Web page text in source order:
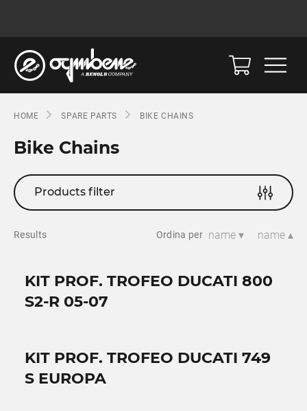
HOME SPARE PARTS BIKE CHAINS
Bike Chains
Products filter
Results Ordina per name ▾ name ▴
KIT PROF. TROFEO DUCATI 800
S2-R 05-07
KIT PROF. TROFEO DUCATI 749
S EUROPA